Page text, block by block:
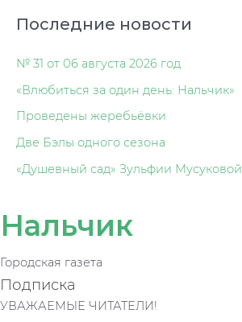
Последние новости
№ 31 от 06 августа 2026 год
«Влюбиться за один день: Нальчик»
Проведены жеребьёвки
Две Бэлы одного сезона
«Душевный сад» Зульфии Мусуковой
Нальчик
Городская газета
Подписка
УВАЖАЕМЫЕ ЧИТАТЕЛИ!